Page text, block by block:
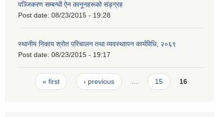
पञ्जिकरण सम्बन्धी ऐन कानूनहरूको संङ्ग्रह
Post date: 08/23/2015 - 19:28
स्थानीय निकाय श्रोत परिचालन तथा व्यवस्थाापन कार्यविधि, २०६९
Post date: 08/23/2015 - 19:17
Pages
« first ‹ previous 15 16